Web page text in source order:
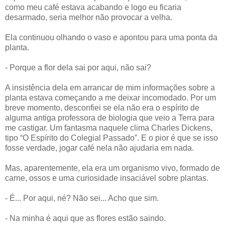
como meu café estava acabando e logo eu ficaria
desarmado, seria melhor não provocar a velha.
Ela continuou olhando o vaso e apontou para uma ponta da
planta.
- Porque a flor dela sai por aqui, não sai?
A insistência dela em arrancar de mim informações sobre a
planta estava começando a me deixar incomodado. Por um
breve momento, desconfiei se ela não era o espírito de
alguma antiga professora de biologia que veio a Terra para
me castigar. Um fantasma naquele clima Charles Dickens,
tipo “O Espírito do Colegial Passado”. E o pior é que se isso
fosse verdade, jogar café nela não ajudaria em nada.
Mas, aparentemente, ela era um organismo vivo, formado de
carne, ossos e uma curiosidade insaciável sobre plantas.
- É... Por aqui, né? Não sei... Acho que sim.
- Na minha é aqui que as flores estão saindo.